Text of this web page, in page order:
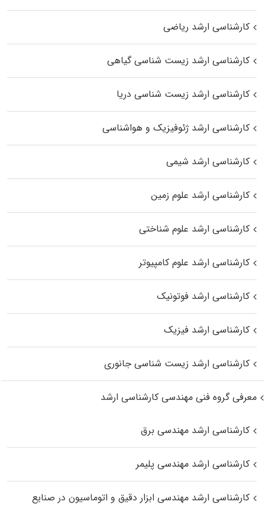
کارشناسی ارشد ریاضی
کارشناسی ارشد زیست‌ شناسی گیاهی
کارشناسی ارشد زیست‌ شناسی دریا
کارشناسی ارشد ژئوفیزیک و هواشناسی
کارشناسی ارشد شیمی
کارشناسی ارشد علوم زمین
کارشناسی ارشد علوم شناختی
کارشناسی ارشد علوم کامپیوتر
کارشناسی ارشد فوتونیک
کارشناسی ارشد فیزیک
کارشناسی ارشد زیست‌ شناسی جانوری
معرفی گروه فنی مهندسی کارشناسی ارشد
کارشناسی ارشد مهندسی برق
کارشناسی ارشد مهندسی پلیمر
کارشناسی ارشد مهندسی ابزار دقیق و اتوماسیون در صنایع